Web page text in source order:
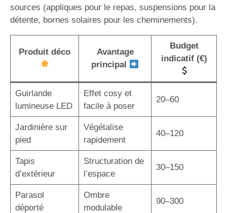
sources (appliques pour le repas, suspensions pour la
détente, bornes solaires pour les cheminements).
Produit déco
Avantage
principal
Budget
indicatif (€)
Guirlande
lumineuse LED
Effet cosy et
facile à poser
20–60
Jardinière sur
pied
Végétalise
rapidement
40–120
Tapis
d’extérieur
Structuration de
l’espace
30–150
Parasol
déporté
Ombre
modulable
90–300